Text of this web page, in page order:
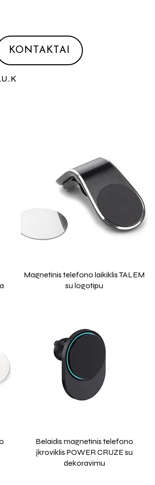
KONTAKTAI
Magnetinis telefono laikiklis TALEM
su logotipu
Belaidis magnetinis telefono
įkroviklis POWER CRUZE su
dekoravimu